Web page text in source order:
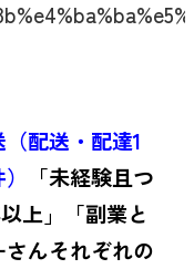
配送・配達1
「未経験且つ
上」「副業と
んそれぞれの